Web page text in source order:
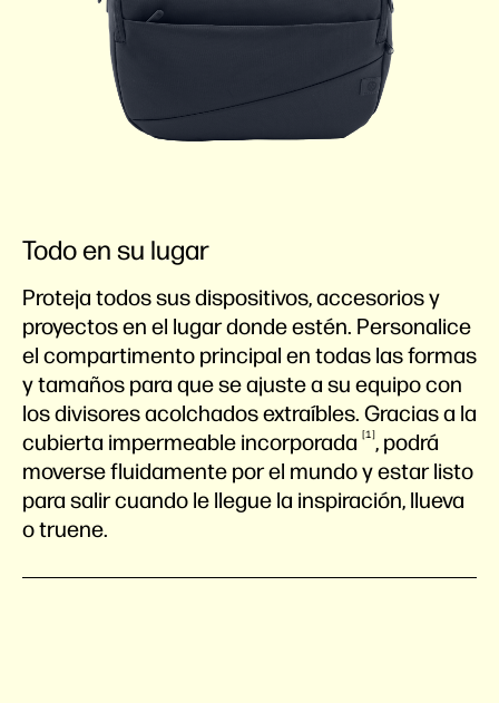
Todo en su lugar
Proteja todos sus dispositivos, accesorios y
proyectos en el lugar donde estén. Personalice
el compartimento principal en todas las formas
y tamaños para que se ajuste a su equipo con
los divisores acolchados extraíbles. Gracias a la
cubierta impermeable incorporada 1 , podrá
moverse fluidamente por el mundo y estar listo
para salir cuando le llegue la inspiración, llueva
o truene.